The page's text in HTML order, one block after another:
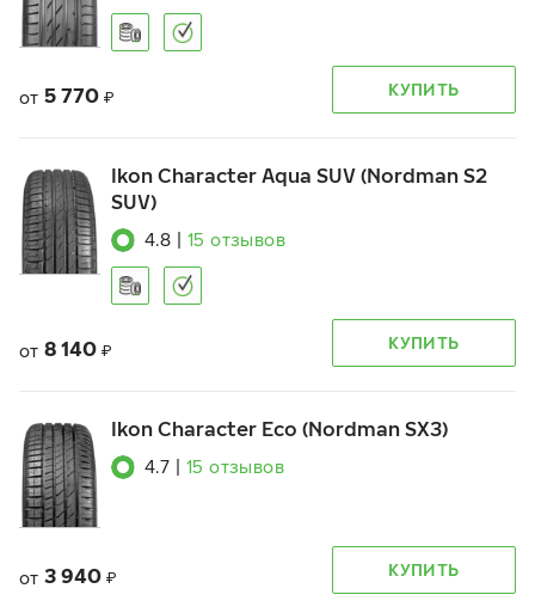
от 5 770 ₽ КУПИТЬ
Ikon Character Aqua SUV (Nordman S2
SUV)
4.8 15 отзывов
от 8 140 ₽ КУПИТЬ
Ikon Character Eco (Nordman SX3)
4.7 15 отзывов
от 3 940 ₽ КУПИТЬ